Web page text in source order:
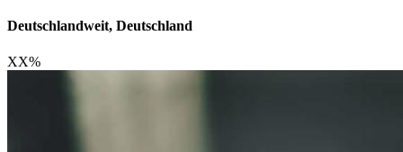
Deutschlandweit, Deutschland
XX%